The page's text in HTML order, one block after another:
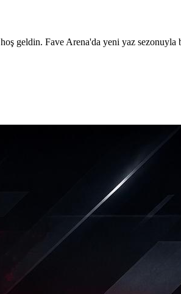
geldin. Fave Arena'da yeni yaz sezonuyla